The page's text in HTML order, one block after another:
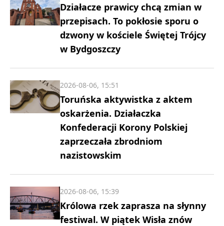
Działacze prawicy chcą zmian w
przepisach. To pokłosie sporu o
dzwony w kościele Świętej Trójcy
w Bydgoszczy
Toruńska aktywistka z aktem
oskarżenia. Działaczka
Konfederacji Korony Polskiej
zaprzeczała zbrodniom
nazistowskim
2026-08-06, 15:51
Królowa rzek zaprasza na słynny
festiwal. W piątek Wisła znów
2026-08-06, 15:39